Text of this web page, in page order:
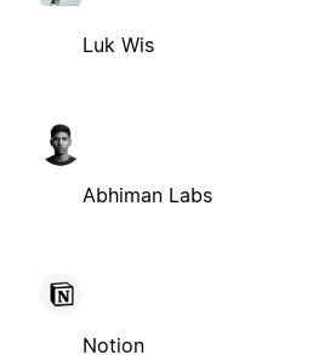
Luk Wis
Abhiman Labs
Notion